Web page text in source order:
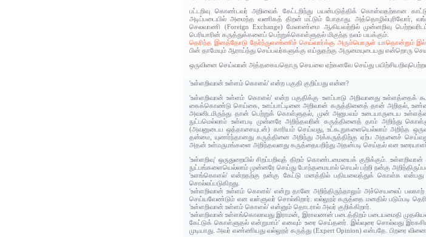
பட்டறிவு கொண்டவர் அறிவைக் கேட்டறிந்து பயன்படுத்திக் கொள்வதற்கான
அடிப்படையில் அமைந்த வணிகத் திறன் மட்டும் போதாது. அத்தொழில்புரிவோர்,
செலவாணி (Foreign Exchange) மேலாண்மை ஆகியவற்றில் முன்னறிவு
பெரியாரின் கருத்துக்களைப் பெற்றுக்கொள்ளுதல் மிகுந்த நலம் பயக்கும்.
தெரிந்த இனத்தோடு தேர்ந்துஎண்ணிச் செய்வார்க்கு அரும்பொருள் யாதொன்றும் இல்
பின் தாமேயும் ஆராய்ந்து செய்பவர்களுக்கு எய்துதற்கு அருமையுடையது என்றொரு
ஒருவினை செய்வான் அத்தகையதொரு செயலை ஏற்கனவே செய்து
'உள்ளறிவான் உள்ளம் கொளல்' என்ற பகுதி குறிப்பது என்ன?
'உள்ளறிவான் உள்ளம் கொளல்' என்ற பகுதிக்கு உளப்பாடு அறிவானது உள்ளத்தைக்
கைக்கொண்டு செய்கை, உளப்பாட்டினை அறிவான் கருத்தினைத் தான் அறிதல்,
அவனிடமிருந்து தான் பெற்றுக் கொள்ளுதல், முன் அனுபவம் உடையாருடைய
நுட்பமெல்லாம் உள்ளபடி முன்னரே அறிந்தவரின் கருத்தினைத் தாம் அறிந்து
(அவனுடைய ஒத்தாசையுடன்) காரியம் செய்வது, உட்கூறுகளையெல்லாம்
தன்மை, யுணர்ந்தானது கருத்தினை அறிந்து அக்கருத்திற்கு ஏற்ப அதனைச்
அதன் உள்மருமங்களை அறிந்தவனது கருத்தையறிந்து அதன்படி செய்தல் என
'உள்ளறிவு' ஒருதுறையில் சிறப்பறிவுத் திறம் கொண்டமையைக் குறிக்கும்.
நுட்பங்களையெல்லாம் முன்னரே செய்து போந்தமையால் செயல் பற்றி நன்கு
'உளங்கொளல்' என்றதற்கு நன்கு கேட்டு மனத்தில் பதியவைத்துக் கொள்க
சொல்லப்படுகிறது.
'உள்ளறிவான் உள்ளம் கொளல்' என்று தானே அறிந்திருந்தாலும் அச்செயலைப்
செய்யவேண்டும் என வள்ளுவர் சொல்கிறார். வல்லுநர் கருத்தை மனதில் படும்படி
'உள்ளறிவான் உள்ளம் கொளல்' என்னும் தொடரால் அவர் குறிக்கிறார்.
'உள்ளறிவான் உள்ளங்கொலாவது இராமன், இராவணன் படைத்திறம் படையமைதி
கேட்டுக் கொள்ளுதல் என்றுமாம்' எனவும் உரை செய்தனர். இவ்வுரை சொல்வது
முடியாது. அவர் எண்ணியது வல்லுநர் கருத்து (Expert Opinion) என்பதே. பிறரை